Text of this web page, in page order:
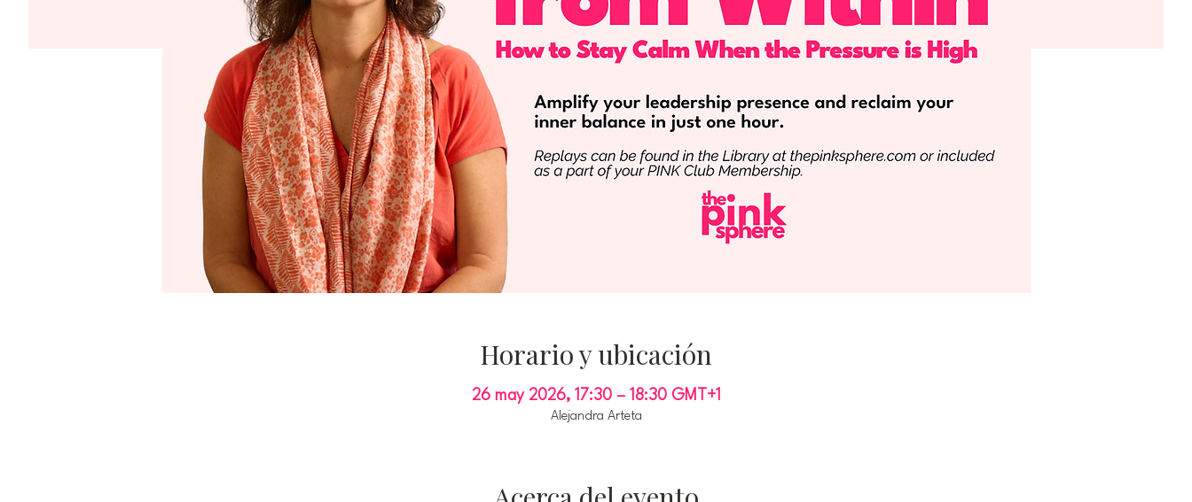
Horario y ubicación
26 may 2026, 17:30 – 18:30 GMT+1
Alejandra Arteta